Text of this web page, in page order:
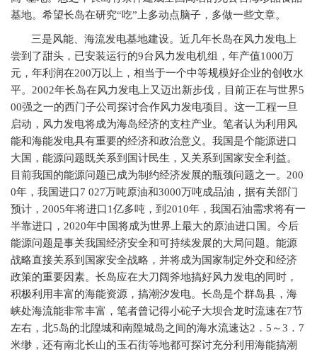
基地。希望长岛在研究“吃”上多动点脑子，多做一些文章。
三是风能、海流发电基地建设。近几年长岛在风力发电上
尝到了甜头，已安装运行的9台风力发电机组，年产值1000万
元，年利润在200万以上，相当于一个中等规模好企业的创收水
平。2002年长岛在风力发电上又迈出新步伐，目前正在与世界5
00强之一的西门子公司探讨合作风力发电项目。这一工程一旦
启动，风力发电将成为海岛经济的支柱产业。笔者认为利用风
能和海能发电具有重要的经济和政治意义。我国是个能源进口
大国，能源问题既关系到国计民生，又关系到国家安全利益。
目前我国的能源问题已成为制约经济发展的瓶颈问题之一。200
0年，我国进口7 027万吨原油和3000万吨成品油，据有关部门
预计，2005年将进口1亿多吨，到2010年，我国石油需求将有一
半靠进口，2020年中国将成为世界上最大的原油进口国。今后
能源问题是事关我国经济安全和可持续发展的大局问题。能源
战略直接关系到国家安全战略，并将成为国家制定外交和经济
政策的重要因素。长岛应在大刀阔斧地搞好风力发电的同时，
积极利用丰富的海能资源，搞潮汐发电。长岛是个群岛县，海
峡处海流能非常丰富，笔者曾记得小砣子大坝合龙时流速在7节
左右，北5岛的北隍城和南隍城岛之间的海水流速达2．5～3．7
米缈，还有南北长山的玉石街等地都可探讨充分利用海能搞潮